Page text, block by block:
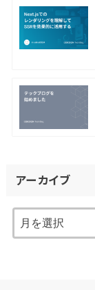
アーカイブ